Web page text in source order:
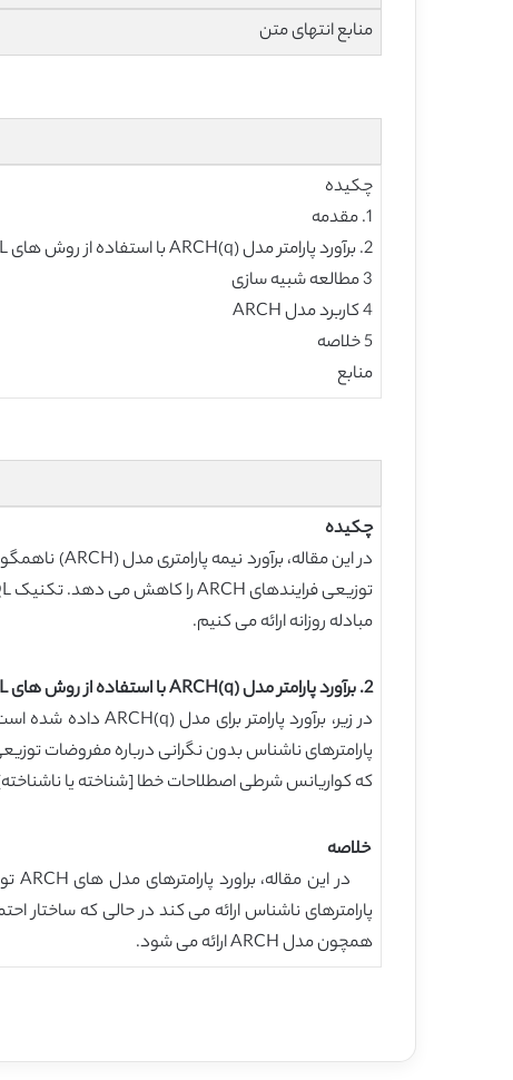
منابع انتهای متن
چکیده
1. مقدمه
2. برآورد پارامتر مدل ARCH(q) با استفاده از روش های QL و AQL.
3 مطالعه شبیه سازی
4 کاربرد مدل ARCH
5 خلاصه
منابع
چکیده
مبادله روزانه ارائه می کنیم.
2. برآورد پارامتر مدل ARCH(q) با استفاده از روش های QL و AQL
پارامترهای ناشناس بدون نگرانی درباره مفروضات
که کواریانس شرطی اصطلاحات خطا [شناخته یا
خلاصه
پارامترهای ناشناس ارائه می کند در حالی که ساختار
همچون مدل ARCH ارائه می شود.